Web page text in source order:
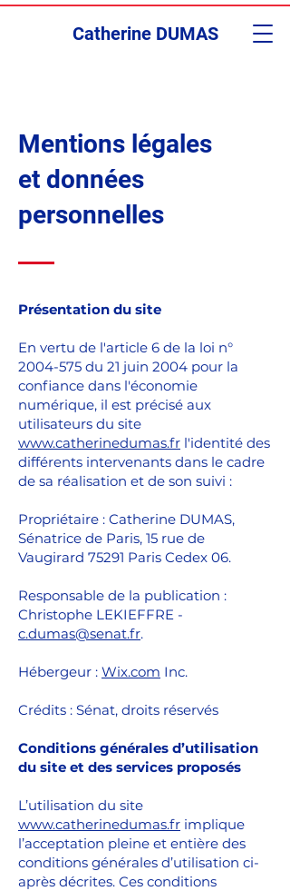
Catherine DUMAS
Mentions légales
et données
personnelles
Présentation du site
En vertu de l'article 6 de la loi n°
2004-575 du 21 juin 2004 pour la
confiance dans l'économie
numérique, il est précisé aux
utilisateurs du site
www.catherinedumas.fr l'identité des
différents intervenants dans le cadre
de sa réalisation et de son suivi :
Propriétaire : Catherine DUMAS,
Sénatrice de Paris, 15 rue de
Vaugirard 75291 Paris Cedex 06.
Responsable de la publication :
Christophe LEKIEFFRE -
c.dumas@senat.fr.
Hébergeur : Wix.com Inc.
Crédits : Sénat, droits réservés
Conditions générales d’utilisation
du site et des services proposés
L’utilisation du site
www.catherinedumas.fr implique
l’acceptation pleine et entière des
conditions générales d’utilisation ci-
après décrites. Ces conditions